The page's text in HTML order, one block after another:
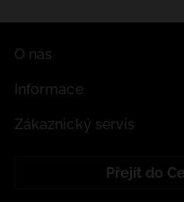
O nás
Informace
Zákaznický servis
Přejít do